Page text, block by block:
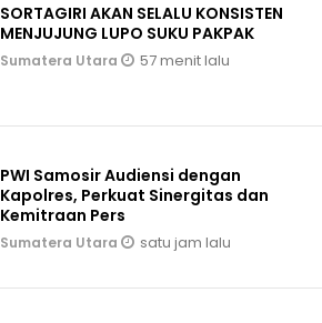
SORTAGIRI AKAN SELALU KONSISTEN
MENJUJUNG LUPO SUKU PAKPAK
Sumatera Utara 57 menit lalu
PWI Samosir Audiensi dengan
Kapolres, Perkuat Sinergitas dan
Kemitraan Pers
Sumatera Utara satu jam lalu